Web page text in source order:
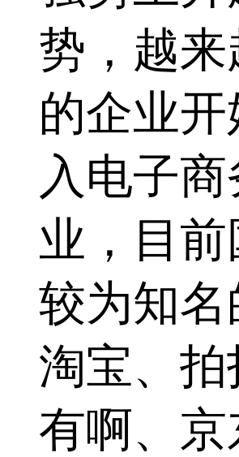
势，越来
的企业开
入电子
业，目前
较为知名
淘宝、拍
有啊、京